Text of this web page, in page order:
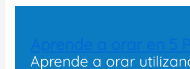
Aprende a orar